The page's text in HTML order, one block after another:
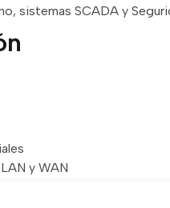
sistemas SCADA y
y WAN